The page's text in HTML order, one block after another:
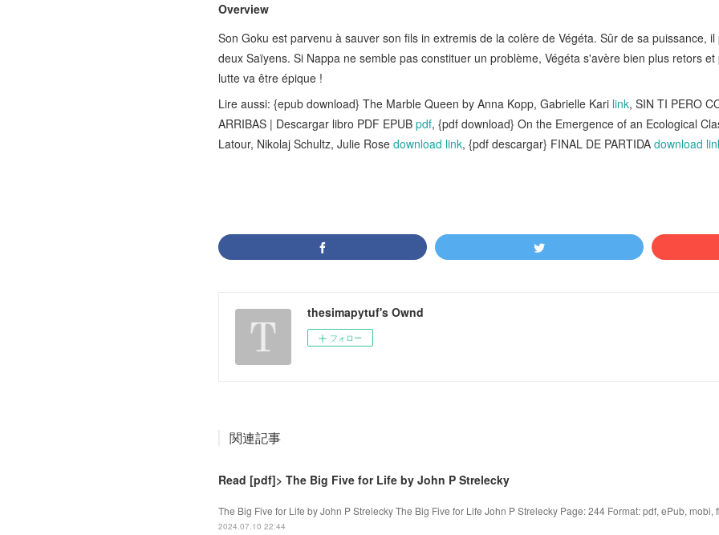
Overview
Son Goku est parvenu à sauver son fils in extremis de la colère de Végéta. Sûr de sa puissance,
deux Saïyens. Si Nappa ne semble pas constituer un problème, Végéta s'avère bien plus retors
lutte va être épique !
Lire aussi: {epub download} The Marble Queen by Anna Kopp, Gabrielle Kari link, SIN TI PERO
ARRIBAS | Descargar libro PDF EPUB pdf, {pdf download} On the Emergence of an Ecological
Latour, Nikolaj Schultz, Julie Rose download link, {pdf descargar} FINAL DE PARTIDA download
thesimapytuf's Ownd
フォロー
関連記事
Read [pdf]> The Big Five for Life by John P Strelecky
The Big Five for Life by John P Strelecky The Big Five for Life John P Strelecky Page: 244 Format: pdf, ePub, mobi,
2024.07.10 22:44